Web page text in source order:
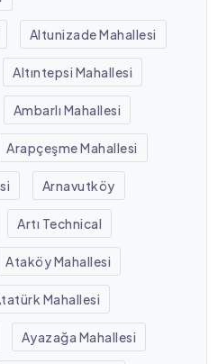
Altunizade Mahallesi
Altıntepsi Mahallesi
Ambarlı Mahallesi
Arapçeşme Mahallesi
Arnavutköy
Artı Technical
Ataköy Mahallesi
Mahallesi
Ayazağa Mahallesi